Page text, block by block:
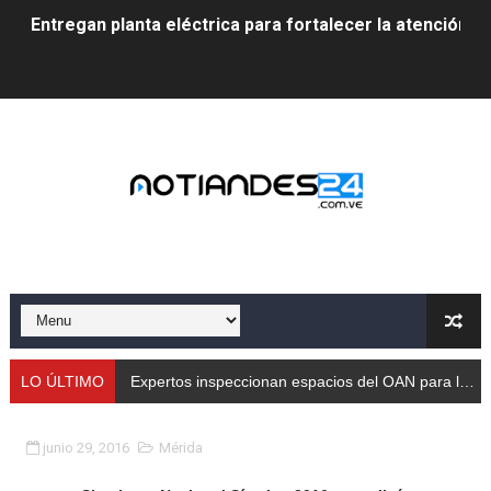
Entregan planta eléctrica para fortalecer la atención
Campo Elías avanza con plan de asfaltado
Venezuela instala su primer detector de
Consolidan planificación técnica en el Complejo
LO ÚLTIMO Expertos inspeccionan espacios del OAN para la instalación del detector Cherenkov de agua
junio 29, 2016 Mérida